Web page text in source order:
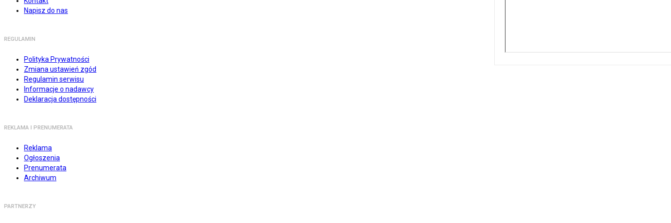
Napisz do nas
REGULAMIN
Polityka Prywatności
Zmiana ustawień zgód
Regulamin serwisu
Informacje o nadawcy
Deklaracja dostępności
REKLAMA I PRENUMERATA
Reklama
Ogłoszenia
Prenumerata
Archiwum
PARTNERZY